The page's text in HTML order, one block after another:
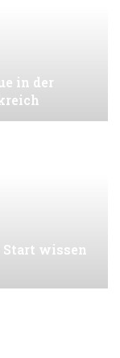
in der
Start wissen